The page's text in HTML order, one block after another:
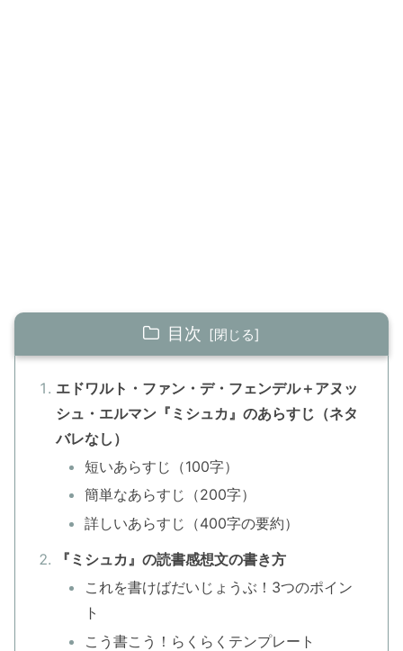
目次
エドワルト・ファン・デ・フェンデル＋アヌッ
シュ・エルマン『ミシュカ』のあらすじ（ネタ
バレなし）
短いあらすじ（100字）
簡単なあらすじ（200字）
詳しいあらすじ（400字の要約）
『ミシュカ』の読書感想文の書き方
これを書けばだいじょうぶ！3つのポイン
ト
こう書こう！らくらくテンプレート